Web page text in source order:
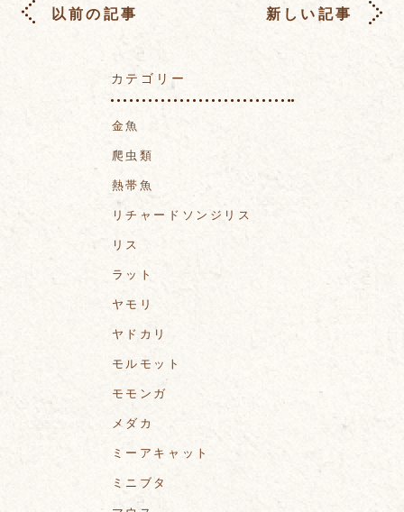
以前の記事 新しい記事
カテゴリー
金魚
爬虫類
熱帯魚
リチャードソンジリス
リス
ラット
ヤモリ
ヤドカリ
モルモット
モモンガ
メダカ
ミーアキャット
ミニブタ